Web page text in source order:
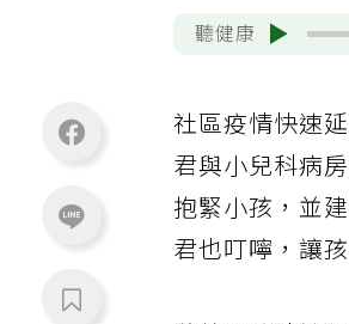
聽健康
社區疫情快速
君與小兒科病
抱緊小孩，並
君也叮嚀，讓